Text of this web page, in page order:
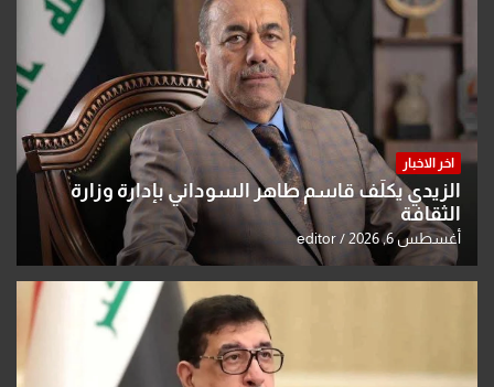
اخر الاخبار
الزيدي يكلّف قاسم طاهر السوداني بإدارة وزارة
الثقافة
أغسطس 6, 2026 editor